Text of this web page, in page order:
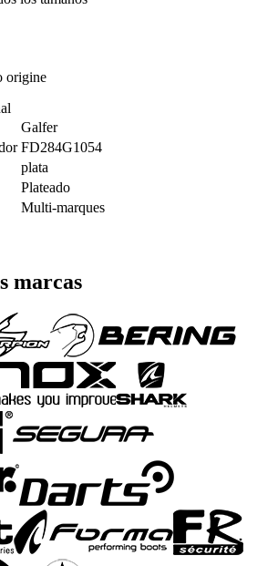
origine
Galfer
FD284G1054
plata
Plateado
Multi-marques
marcas